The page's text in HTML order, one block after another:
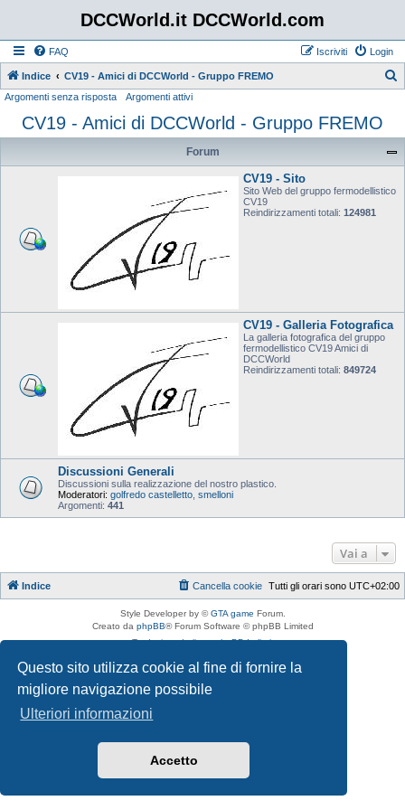
Questo sito utilizza cookie al fine di fornire la
migliore navigazione possibile
Ulteriori informazioni
Accetto
DCCWorld.it DCCWorld.com
FAQ Login
Iscriviti
Indice CV19 - Amici di DCCWorld - Gruppo FREMO
c
Argomenti senza risposta Argomenti attivi
CV19 - Amici di DCCWorld - Gruppo FREMO
Forum
CV19 - Sito
Sito Web del gruppo fermodellistico
CV19
Reindirizzamenti totali: 124981
CV19 - Galleria Fotografica
La galleria fotografica del gruppo
fermodellistico CV19 Amici di
DCCWorld
Reindirizzamenti totali: 849724
Discussioni Generali
Discussioni sulla realizzazione del nostro plastico.
Moderatori: golfredo castelletto smelloni
Argomenti: 441
Vai a
Indice Tutti gli orari sono UTC+02:00
Cancella cookie
Style Developer by ©GTA game Forum.
Creato da phpBB® Forum Software © phpBB Limited
Traduzione ItalianaphpBB-Italia.it